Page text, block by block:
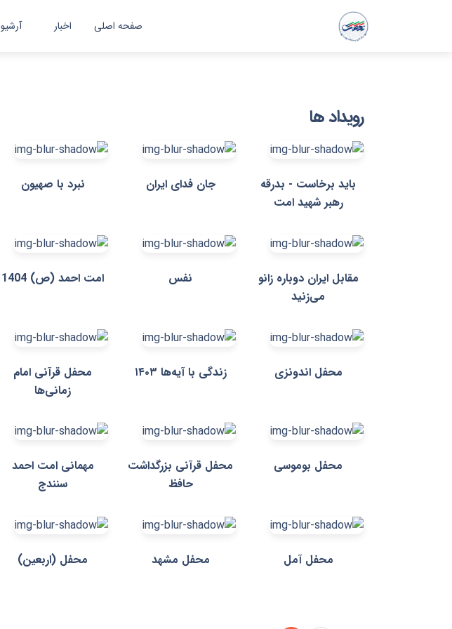
صفحه اصلی اخبار آرشیو
رویداد ها
باید برخاست - بدرقه
رهبر شهید امت
جان فدای ایران نبرد با صهیون
مقابل ایران دوباره زانو
می‌زنید
نفس امت احمد (ص) 1404
محفل اندونزی زندگی با آیه‌ها ۱۴۰۳
محفل قرآنی امام
زمانی‌ها
محفل بوموسی
محفل قرآنی بزرگداشت
حافظ
مهمانی امت احمد
سنندج
محفل آمل محفل مشهد محفل (اربعین)